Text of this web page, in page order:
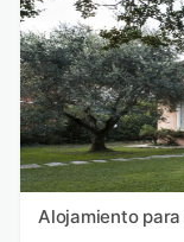
Alojamiento